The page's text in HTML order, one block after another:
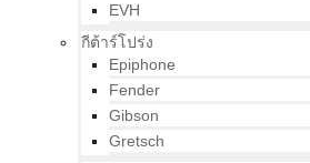
EVH
กีต้าร์โปร่ง
Epiphone
Fender
Gibson
Gretsch